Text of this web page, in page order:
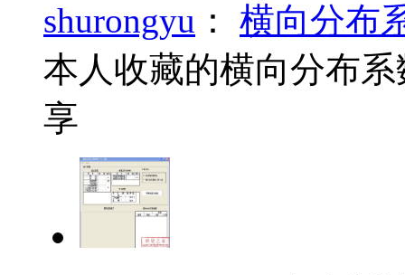
shurongyu ： 横向分布
本人收藏的横向分布
享